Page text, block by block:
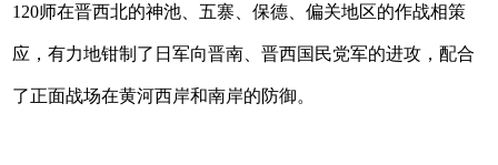
120师在晋西北的神池、五寨、保德、偏关地区的作战相策
应，有力地钳制了日军向晋南、晋西国民党军的进攻，配合
了正面战场在黄河西岸和南岸的防御。